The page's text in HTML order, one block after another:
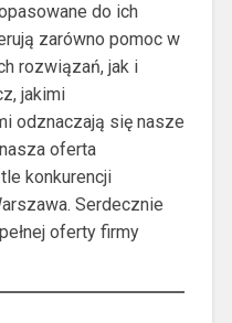
do ich
zarówno pomoc w
rozwiązań, jak i
jakimi
odznaczają się nasze
oferta
konkurencji
Serdecznie
oferty firmy